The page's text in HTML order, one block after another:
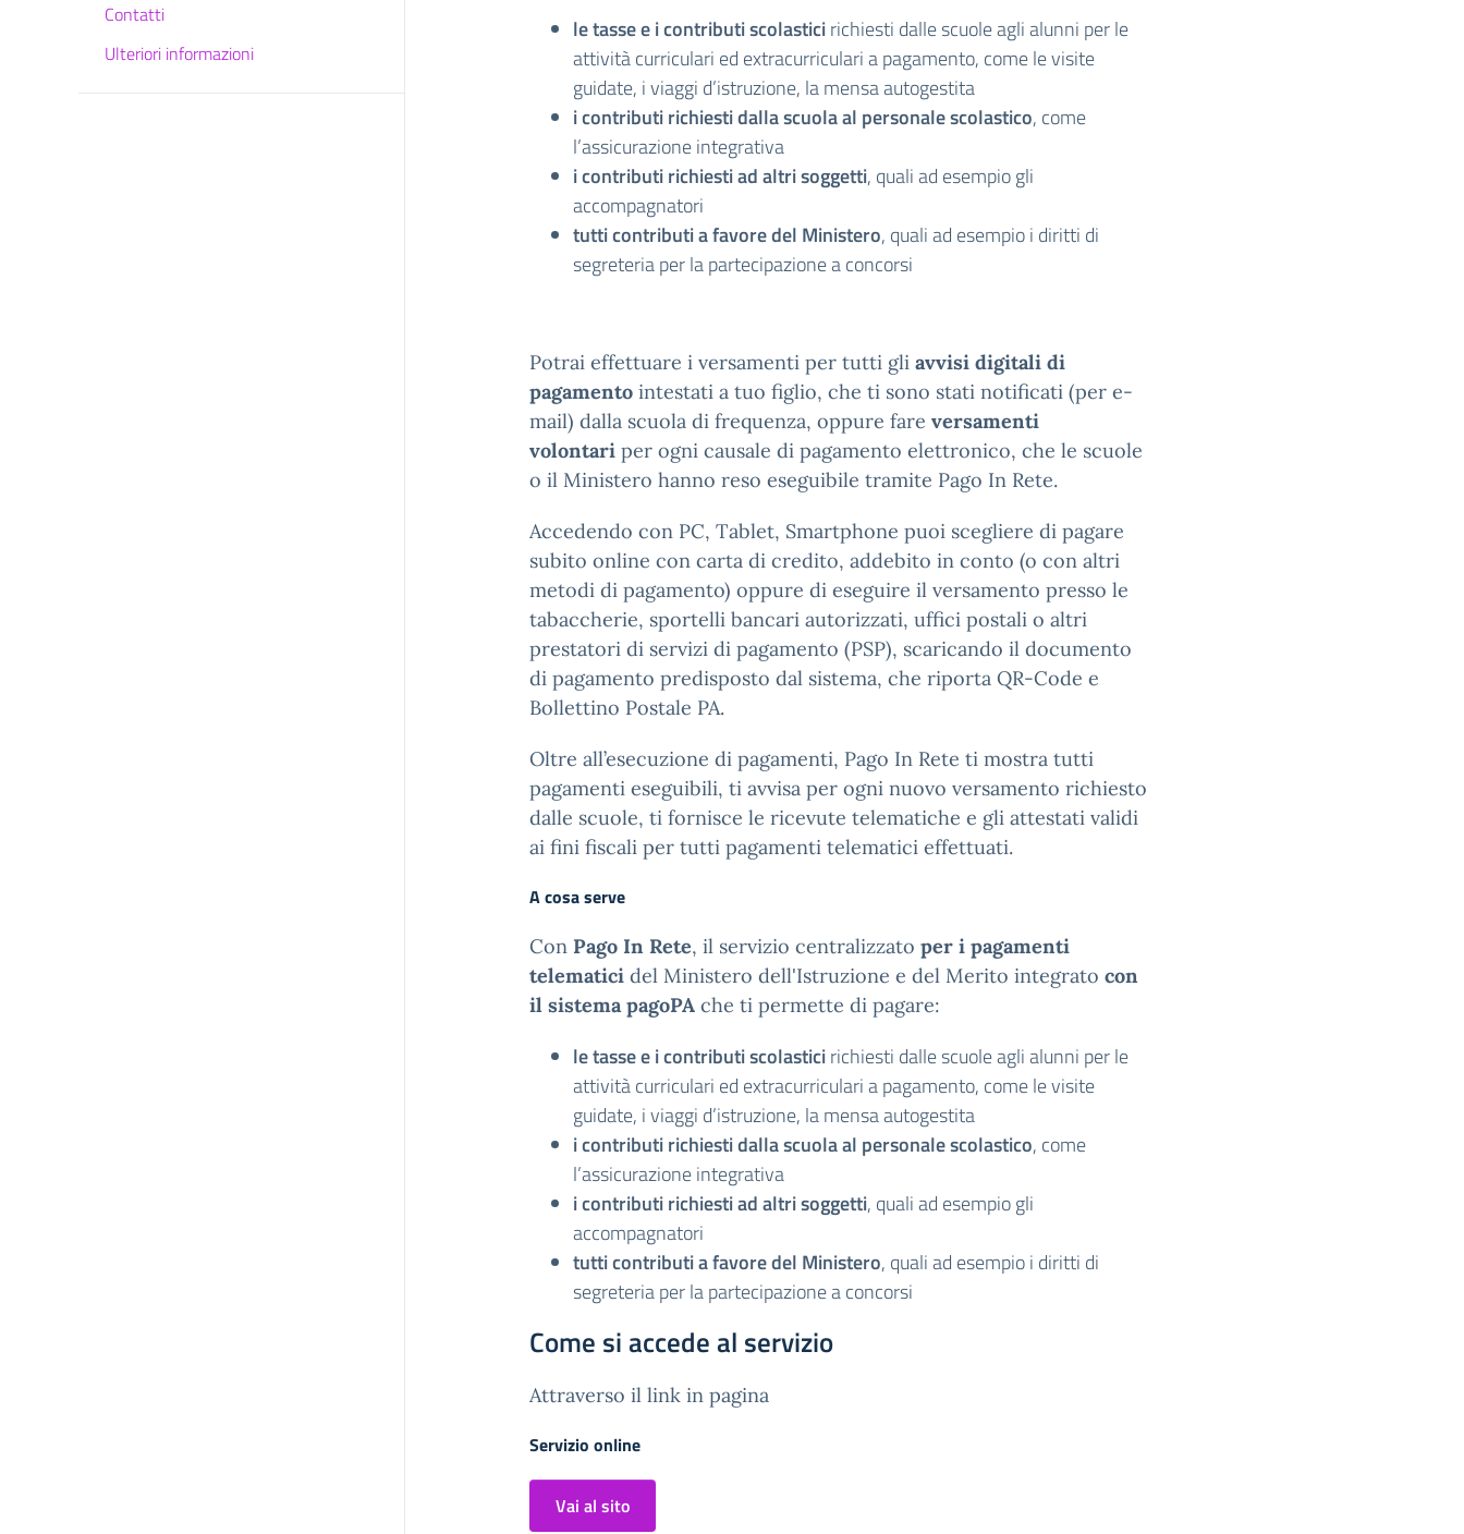
Contatti
Ulteriori informazioni
le tasse e i contributi scolasticirichiesti dalle scuole agli alunni per le
attività curriculari ed extracurriculari a pagamento, come le visite
guidate, i viaggi d’istruzione, la mensa autogestita
i contributi richiesti dalla scuola al personale scolastico, come
l’assicurazione integrativa
i contributi richiesti ad altri soggetti, quali ad esempio gli
accompagnatori
tutti contributi a favore del Ministero, quali ad esempio i diritti di
segreteria per la partecipazione a concorsi
Potrai effettuare i versamenti per tutti gli avvisi digitali di
pagamento intestati a tuo figlio, che ti sono stati notificati (per e-
mail) dalla scuola di frequenza, oppure fare versamenti
volontari per ogni causale di pagamento elettronico, che le scuole
o il Ministero hanno reso eseguibile tramite Pago In Rete.
Accedendo con PC, Tablet, Smartphone puoi scegliere di pagare
subito online con carta di credito, addebito in conto (o con altri
metodi di pagamento) oppure di eseguire il versamento presso le
tabaccherie, sportelli bancari autorizzati, uffici postali o altri
prestatori di servizi di pagamento (PSP), scaricando il documento
di pagamento predisposto dal sistema, che riporta QR-Code e
Bollettino Postale PA.
Oltre all’esecuzione di pagamenti, Pago In Rete ti mostra tutti
pagamenti eseguibili, ti avvisa per ogni nuovo versamento richiesto
dalle scuole, ti fornisce le ricevute telematiche e gli attestati validi
ai fini fiscali per tutti pagamenti telematici effettuati.
A cosa serve
Con Pago In Rete, il servizio centralizzato per i pagamenti
telematici del Ministero dell'Istruzione e del Merito integrato con
il sistema pagoPA che ti permette di pagare:
le tasse e i contributi scolasticirichiesti dalle scuole agli alunni per le
attività curriculari ed extracurriculari a pagamento, come le visite
guidate, i viaggi d’istruzione, la mensa autogestita
i contributi richiesti dalla scuola al personale scolastico, come
l’assicurazione integrativa
i contributi richiesti ad altri soggetti, quali ad esempio gli
accompagnatori
tutti contributi a favore del Ministero, quali ad esempio i diritti di
segreteria per la partecipazione a concorsi
Come si accede al servizio
Attraverso il link in pagina
Servizio online
Vai al sito